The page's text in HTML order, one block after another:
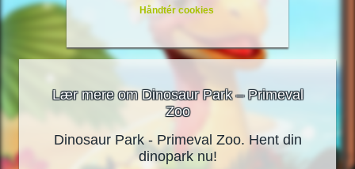
Håndtér cookies
Lær mere om Dinosaur Park – Primeval
Zoo
Dinosaur Park - Primeval Zoo. Hent din
dinopark nu!